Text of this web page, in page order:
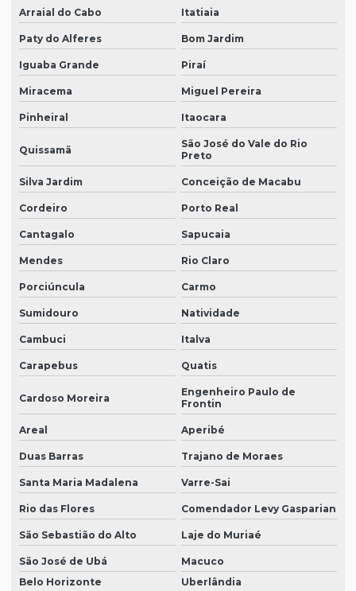
Arraial do Cabo Itatiaia
Paty do Alferes Bom Jardim
Iguaba Grande Piraí
Miracema Miguel Pereira
Pinheiral Itaocara
Quissamã
São José do Vale do Rio
Preto
Silva Jardim Conceição de Macabu
Cordeiro Porto Real
Cantagalo Sapucaia
Mendes Rio Claro
Porciúncula Carmo
Sumidouro Natividade
Cambuci Italva
Carapebus Quatis
Cardoso Moreira
Engenheiro Paulo de
Frontin
Areal Aperibé
Duas Barras Trajano de Moraes
Santa Maria Madalena Varre-Sai
Rio das Flores Comendador Levy Gasparian
São Sebastião do Alto Laje do Muriaé
São José de Ubá
Macuco
Belo Horizonte
Uberlândia